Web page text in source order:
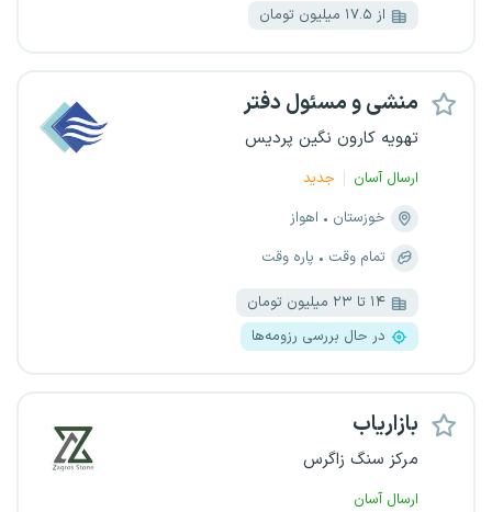
از ۱۷.۵ میلیون تومان
منشی و مسئول دفتر
تهویه کارون نگین پردیس
ارسال آسان
جدید
خوزستان
اهواز
تمام وقت
پاره وقت
۱۴ تا ۲۳ میلیون تومان
در حال بررسی رزومه‌ها
بازاریاب
مرکز سنگ زاگرس
ارسال آسان